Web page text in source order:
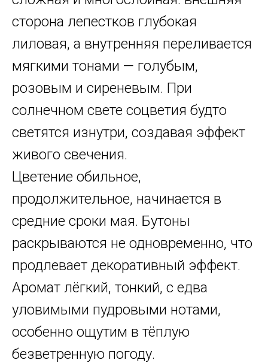
сторона лепестков глубокая
лиловая, а внутренняя переливается
мягкими тонами — голубым,
розовым и сиреневым. При
солнечном свете соцветия будто
светятся изнутри, создавая эффект
живого свечения.
Цветение обильное,
продолжительное, начинается в
средние сроки мая. Бутоны
раскрываются не одновременно, что
продлевает декоративный эффект.
Аромат лёгкий, тонкий, с едва
уловимыми пудровыми нотами,
особенно ощутим в тёплую
безветренную погоду.